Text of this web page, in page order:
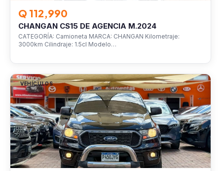
Q 112,990
CHANGAN CS15 DE AGENCIA M.2024
CATEGORÍA: Camioneta MARCA: CHANGAN Kilometraje:
3000km Cilindraje: 1.5cl Modelo…
VEHÍCULOS